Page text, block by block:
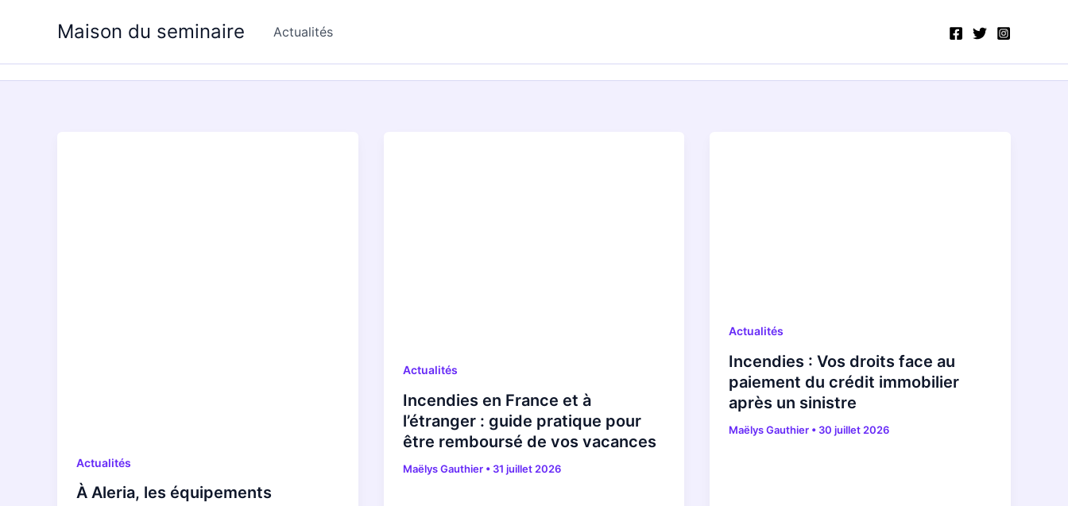
Maison du seminaire Actualités
Actualités
À Aleria, les équipements
Actualités
Incendies en France et à
l’étranger : guide pratique pour
être remboursé de vos vacances
Maëlys Gauthier • 31 juillet 2026
Actualités
Incendies : Vos droits face au
paiement du crédit immobilier
après un sinistre
Maëlys Gauthier • 30 juillet 2026